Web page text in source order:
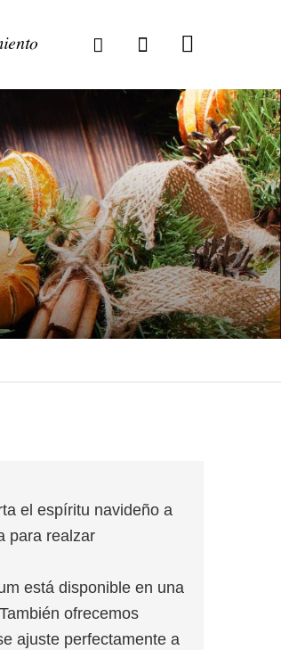
el espíritu navideño a
para realzar
está disponible en una
ofrecemos
ajuste perfectamente a